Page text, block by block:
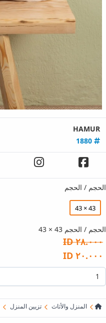
HAMUR
الحجم / الحجم
43 × 43
الحجم / الحجم 43 × 43
٢٨.٠٠٠ ID
٢٠.٠٠٠ ID
المنزل والأثاث تزيين المنزل